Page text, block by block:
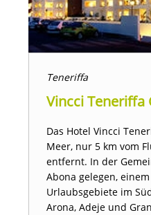
Teneriffa
Vincci Teneriffa
Das Hotel Vincci
Meer, nur 5 km vom
entfernt. In der
Abona gelegen,
Urlaubsgebiete im
Arona, Adeje und